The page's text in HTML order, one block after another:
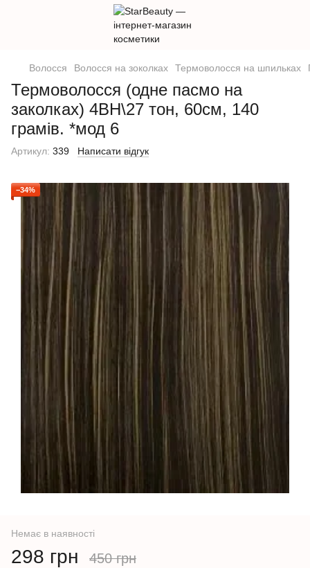
Волосся Волосся на зоколках Термоволосся на шпильках
Термоволосся (одне пасмо на
заколках) 4ВН\27 тон, 60см, 140
грамів. *мод 6
Артикул: 339 Написати відгук
−34%
Немає в наявності
298 грн 450 грн